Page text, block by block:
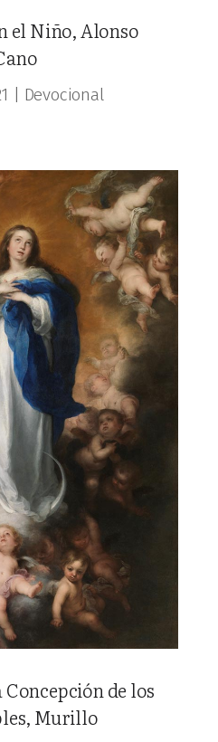
el Niño, Alonso
Devocional
de los
Murillo